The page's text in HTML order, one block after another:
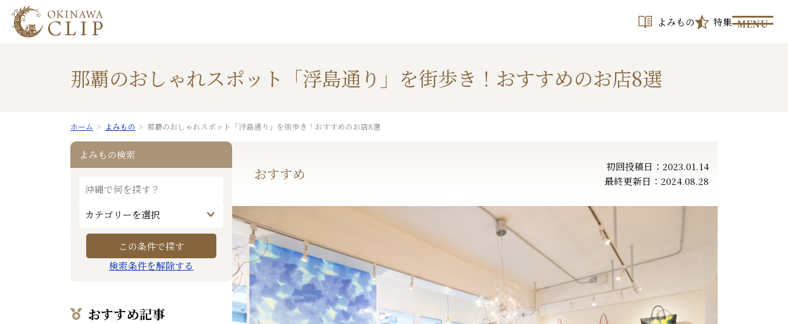
よみもの 特集 MENU
那覇のおしゃれスポット「浮島通り」を街歩き！おすすめのお店8選
ホーム よみもの 那覇のおしゃれスポット「浮島通り」を街歩き！おすすめのお店8選
おすすめ
初回投稿日：2023.01.14
最終更新日：2024.08.28
よみもの検索
検索条件を解除する
おすすめ記事